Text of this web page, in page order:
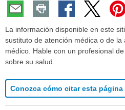
La información disponible en este
sustituto de atención médica o de
médico. Hable con un profesional
sobre su salud.
Conozca cómo citar esta página